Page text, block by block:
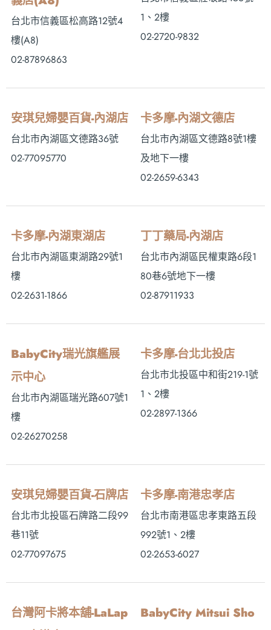
台北市信義區松高路12號4
樓(A8)
02-87896863
1、2樓
02-2720-9832
安琪兒婦嬰百貨-內湖店
台北市內湖區文德路36號
02-77095770
卡多摩-內湖文德店
台北市內湖區文德路8號1樓
及地下一樓
02-2659-6343
卡多摩-內湖東湖店
台北市內湖區東湖路29號1
樓
02-2631-1866
丁丁藥局-內湖店
台北市內湖區民權東路6段1
80巷6號地下一樓
02-87911933
BabyCity瑞光旗艦展
示中心
台北市內湖區瑞光路607號1
樓
02-26270258
卡多摩-台北北投店
台北市北投區中和街219-1號
1、2樓
02-2897-1366
安琪兒婦嬰百貨-石牌店
台北市北投區石牌路二段99
巷11號
02-77097675
卡多摩-南港忠孝店
台北市南港區忠孝東路五段
992號1、2樓
02-2653-6027
台灣阿卡將本舖-LaLap
BabyCity Mitsui Sho